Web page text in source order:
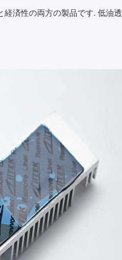
済性の両方の製品です. 低油